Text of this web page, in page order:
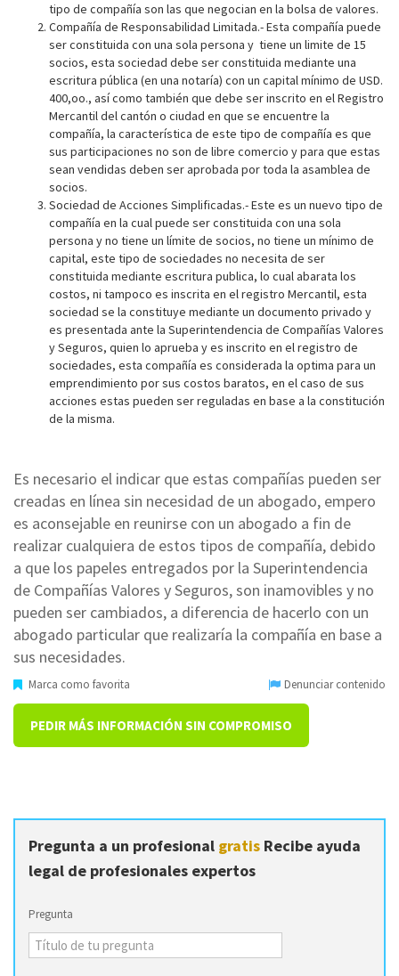
tipo de compañía son las que negocian en la bolsa de valores.
Compañía de Responsabilidad Limitada.- Esta compañía puede
ser constituida con una sola persona y tiene un limite de 15
socios, esta sociedad debe ser constituida mediante una
escritura pública (en una notaría) con un capital mínimo de USD.
400,oo., así como también que debe ser inscrito en el Registro
Mercantil del cantón o ciudad en que se encuentre la
compañía, la característica de este tipo de compañía es que
sus participaciones no son de libre comercio y para que estas
sean vendidas deben ser aprobada por toda la asamblea de
socios.
Sociedad de Acciones Simplificadas.- Este es un nuevo tipo de
compañía en la cual puede ser constituida con una sola
persona y no tiene un límite de socios, no tiene un mínimo de
capital, este tipo de sociedades no necesita de ser
constituida mediante escritura publica, lo cual abarata los
costos, ni tampoco es inscrita en el registro Mercantil, esta
sociedad se la constituye mediante un documento privado y
es presentada ante la Superintendencia de Compañías Valores
y Seguros, quien lo aprueba y es inscrito en el registro de
sociedades, esta compañía es considerada la optima para un
emprendimiento por sus costos baratos, en el caso de sus
acciones estas pueden ser reguladas en base a la constitución
de la misma.
Es necesario el indicar que estas compañías pueden ser
creadas en línea sin necesidad de un abogado, empero
es aconsejable en reunirse con un abogado a fin de
realizar cualquiera de estos tipos de compañía, debido
a que los papeles entregados por la Superintendencia
de Compañías Valores y Seguros, son inamovibles y no
pueden ser cambiados, a diferencia de hacerlo con un
abogado particular que realizaría la compañía en base a
sus necesidades.
Marca como favorita Denunciar contenido
PEDIR MÁS INFORMACIÓN SIN COMPROMISO
Pregunta a un profesional gratis Recibe ayuda
legal de profesionales expertos
Pregunta